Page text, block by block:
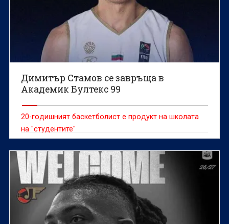
Димитър Стамов се завръща в
Академик Бултекс 99
20-годишният баскетболист е продукт на школата
на "студентите"